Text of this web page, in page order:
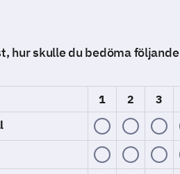
hur skulle du bedöma följande
1 2 3